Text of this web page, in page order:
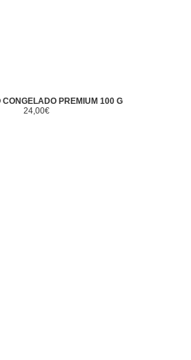
CONGELADO PREMIUM 100 G
24,00€